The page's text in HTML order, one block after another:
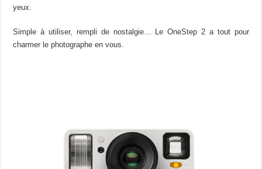
yeux.
Simple à utiliser, rempli de nostalgie… Le OneStep 2 a tout pour
charmer le photographe en vous.